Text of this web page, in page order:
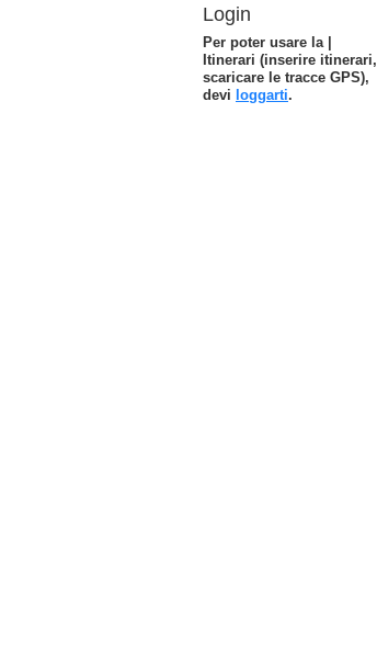
Login
Per poter usare la |
Itinerari (inserire itinerari,
scaricare le tracce GPS),
devi loggarti.